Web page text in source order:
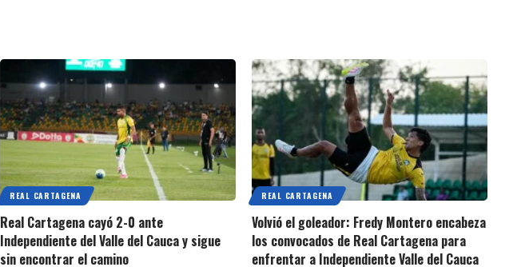
REAL CARTAGENA
Real Cartagena cayó 2-0 ante
Independiente del Valle del Cauca y sigue
sin encontrar el camino
REAL CARTAGENA
Volvió el goleador: Fredy Montero encabeza
los convocados de Real Cartagena para
enfrentar a Independiente Valle del Cauca